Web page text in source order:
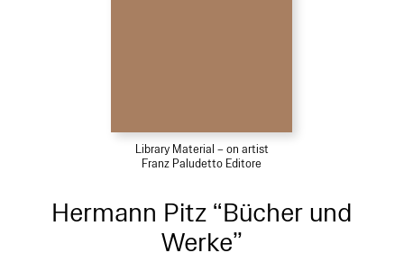
Library Material – on artist
Franz Paludetto Editore
Hermann Pitz “Bücher und
Werke”